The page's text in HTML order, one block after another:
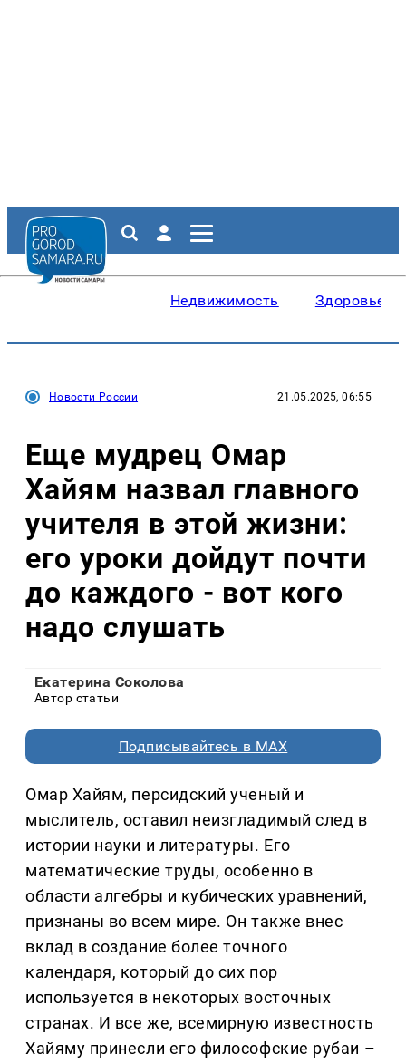
Недвижимость Здоровье
Новости России 21.05.2025, 06:55
Еще мудрец Омар
Хайям назвал главного
учителя в этой жизни:
его уроки дойдут почти
до каждого - вот кого
надо слушать
Екатерина Соколова
Автор статьи
Подписывайтесь в MAX
Омар Хайям, персидский ученый и
мыслитель, оставил неизгладимый след в
истории науки и литературы. Его
математические труды, особенно в
области алгебры и кубических уравнений,
признаны во всем мире. Он также внес
вклад в создание более точного
календаря, который до сих пор
используется в некоторых восточных
странах. И все же, всемирную известность
Хайяму принесли его философские рубаи –